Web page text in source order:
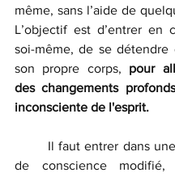
même, sans l’aide de
L’objectif est d’entrer en
soi-même, de se détendre
son propre corps, pour
des changements
inconsciente de l'esprit.
de conscience modifié,